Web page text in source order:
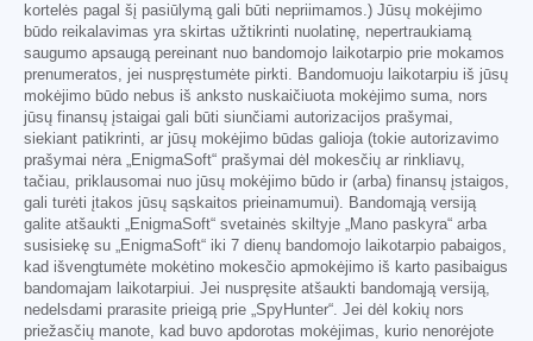
kortelės pagal šį pasiūlymą gali būti nepriimamos.) Jūsų mokėjimo
būdo reikalavimas yra skirtas užtikrinti nuolatinę, nepertraukiamą
saugumo apsaugą pereinant nuo bandomojo laikotarpio prie mokamos
prenumeratos, jei nuspręstumėte pirkti. Bandomuoju laikotarpiu iš jūsų
mokėjimo būdo nebus iš anksto nuskaičiuota mokėjimo suma, nors
jūsų finansų įstaigai gali būti siunčiami autorizacijos prašymai,
siekiant patikrinti, ar jūsų mokėjimo būdas galioja (tokie autorizavimo
prašymai nėra „EnigmaSoft“ prašymai dėl mokesčių ar rinkliavų,
tačiau, priklausomai nuo jūsų mokėjimo būdo ir (arba) finansų įstaigos,
gali turėti įtakos jūsų sąskaitos prieinamumui). Bandomąją versiją
galite atšaukti „EnigmaSoft“ svetainės skiltyje „Mano paskyra“ arba
susisiekę su „EnigmaSoft“ iki 7 dienų bandomojo laikotarpio pabaigos,
kad išvengtumėte mokėtino mokesčio apmokėjimo iš karto pasibaigus
bandomajam laikotarpiui. Jei nuspręsite atšaukti bandomąją versiją,
nedelsdami prarasite prieigą prie „SpyHunter“. Jei dėl kokių nors
priežasčių manote, kad buvo apdorotas mokėjimas, kurio nenorėjote